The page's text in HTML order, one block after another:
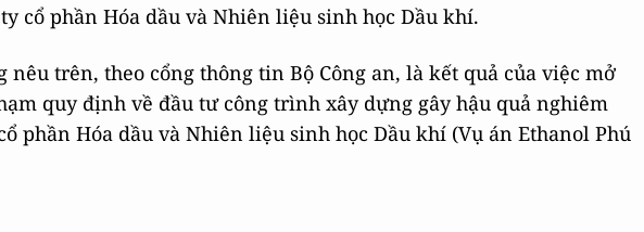
cổ phần Hóa dầu và Nhiên liệu sinh học Dầu khí.
nêu trên, theo cổng thông tin Bộ Công an, là kết quả của việc mở
quy định về đầu tư công trình xây dựng gây hậu quả nghiêm
phần Hóa dầu và Nhiên liệu sinh học Dầu khí (Vụ án Ethanol Phú